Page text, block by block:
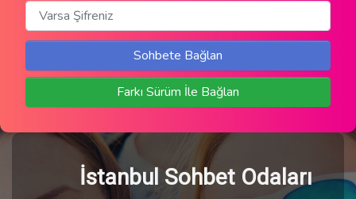
Sohbete Bağlan
Farkı Sürüm İle Bağlan
İstanbul Sohbet Odaları